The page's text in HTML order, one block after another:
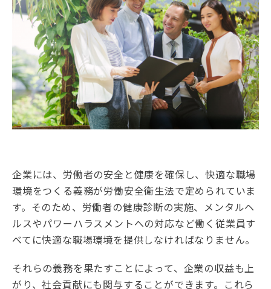
企業には、労働者の安全と健康を確保し、快適な職場
環境をつくる義務が労働安全衛生法で定められていま
す。そのため、労働者の健康診断の実施、メンタルヘ
ルスやパワーハラスメントへの対応など働く従業員す
べてに快適な職場環境を提供しなければなりません。
それらの義務を果たすことによって、企業の収益も上
がり、社会貢献にも関与することができます。これら